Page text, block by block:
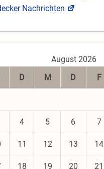
Nachrichten
August 2026
D M D F
4 5 6 7
11 12 13 14
18 19 20 21